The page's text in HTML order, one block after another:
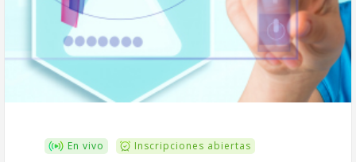
En vivo Inscripciones abiertas